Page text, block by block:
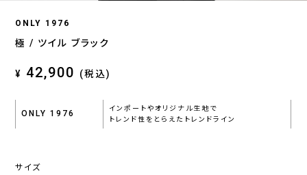
ONLY 1976
極 / ツイル ブラック
¥ 42,900 (税込)
ONLY 1976
インポートやオリジナル生地で
トレンド性をとらえたトレンドライン
サイズ